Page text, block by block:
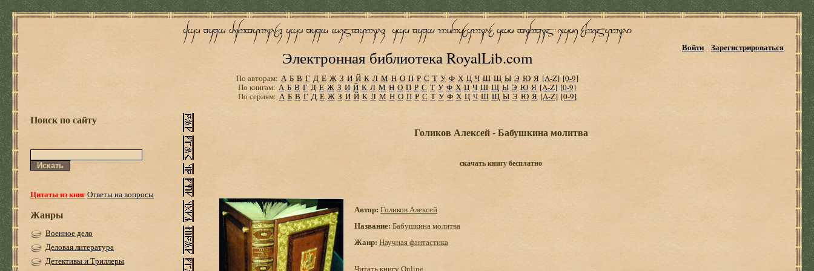
Электронная библиотека RoyalLib.com
Войти Зарегистрироваться
По авторам: А Б В Г Д Е Ж З И Й К Л М Н О П Р С Т У Ф Х Ц Ч Ш Щ Ы Э Ю Я [A-Z] [0-9]
По книгам: А Б В Г Д Е Ж З И Й К Л М Н О П Р С Т У Ф Х Ц Ч Ш Щ Ы Э Ю Я [A-Z] [0-9]
По сериям: А Б В Г Д Е Ж З И Й К Л М Н О П Р С Т У Ф Х Ц Ч Ш Щ Ы Э Ю Я [A-Z] [0-9]
Поиск по сайту
Цитаты из книгОтветы на вопросы
Жанры
Военное дело
Деловая литература
Детективы и Триллеры
Голиков Алексей - Бабушкина молитва
скачать книгу бесплатно
Автор: Голиков Алексей
Название: Бабушкина молитва
Жанр: Научная фантастика
Читать книгу Online